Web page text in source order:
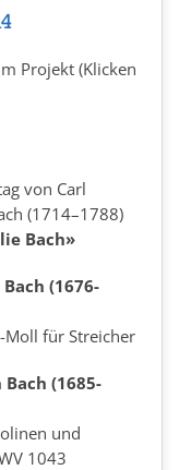
Projekt (Klicken
von Carl
(1714–1788)
Bach»
(1676-
Moll für Streicher
Bach (1685-
und
1043